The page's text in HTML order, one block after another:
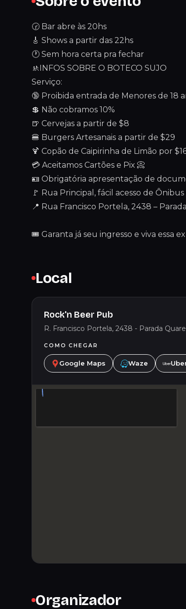
🕝 Bar abre às 20hs
🎸 Shows a partir das 22hs
🕐 Sem hora certa pra fechar
🚸INFOS SOBRE O BOTECO SUJO
Serviço:
🔞 Proibida entrada de Menores de 18
💲 Não cobramos 10%
🍺 Cervejas a partir de $8
🍔 Burgers Artesanais a partir de $29
🍹 Copão de Caipirinha de Limão por
💳 Aceitamos Cartões e Pix 📀
🪪 Obrigatória apresentação de
🚩 Rua Principal, fácil acesso de
📍 Rua Francisco Portela, 2438 –
🎟 Garanta já seu ingresso e viva essa
Local
Rock'n Beer Pub
R. Francisco Portela, 2438 - Parada
COMO CHEGAR
Google Maps Waze
Organizador